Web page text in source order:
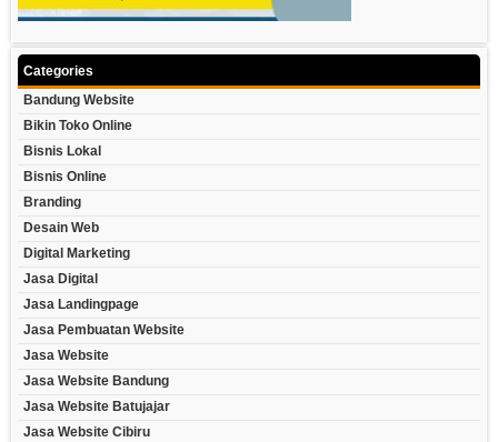
Categories
Bandung Website
Bikin Toko Online
Bisnis Lokal
Bisnis Online
Branding
Desain Web
Digital Marketing
Jasa Digital
Jasa Landingpage
Jasa Pembuatan Website
Jasa Website
Jasa Website Bandung
Jasa Website Batujajar
Jasa Website Cibiru